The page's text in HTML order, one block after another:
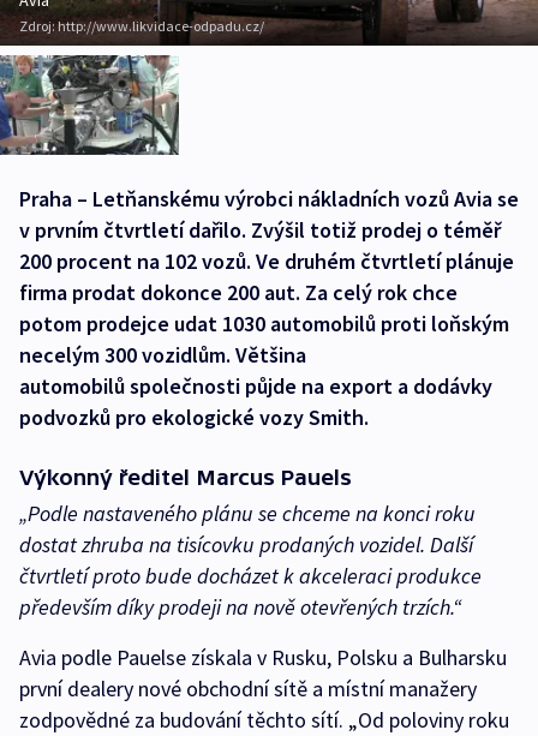
Zdroj:http://www.likvidace-odpadu.cz/
Praha – Letňanskému výrobci nákladních vozů Avia se
v prvním čtvrtletí dařilo. Zvýšil totiž prodej o téměř
200 procent na 102 vozů. Ve druhém čtvrtletí plánuje
firma prodat dokonce 200 aut. Za celý rok chce
potom prodejce udat 1030 automobilů proti loňským
necelým 300 vozidlům. Většina
automobilů společnosti půjde na export a dodávky
podvozků pro ekologické vozy Smith.
Výkonný ředitel Marcus Pauels
„Podle nastaveného plánu se chceme na konci roku
dostat zhruba na tisícovku prodaných vozidel. Další
čtvrtletí proto bude docházet k akceleraci produkce
především díky prodeji na nově otevřených trzích.“
Avia podle Pauelse získala v Rusku, Polsku a Bulharsku
první dealery nové obchodní sítě a místní manažery
zodpovědné za budování těchto sítí. „Od poloviny roku